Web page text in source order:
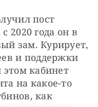
пост
2020 года он в
зам. Курирует,
и поддержки
этом кабинет
на какое-то
как